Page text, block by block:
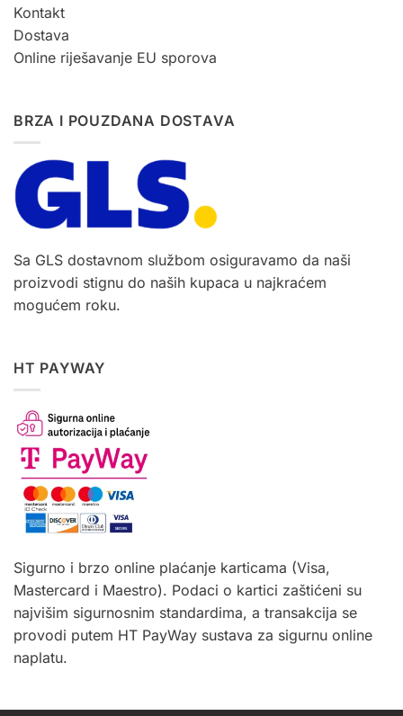
Kontakt
Dostava
Online riješavanje EU sporova
BRZA I POUZDANA DOSTAVA
Sa GLS dostavnom službom osiguravamo da naši
proizvodi stignu do naših kupaca u najkraćem
mogućem roku.
HT PAYWAY
Sigurno i brzo online plaćanje karticama (Visa,
Mastercard i Maestro). Podaci o kartici zaštićeni su
najvišim sigurnosnim standardima, a transakcija se
provodi putem HT PayWay sustava za sigurnu online
naplatu.